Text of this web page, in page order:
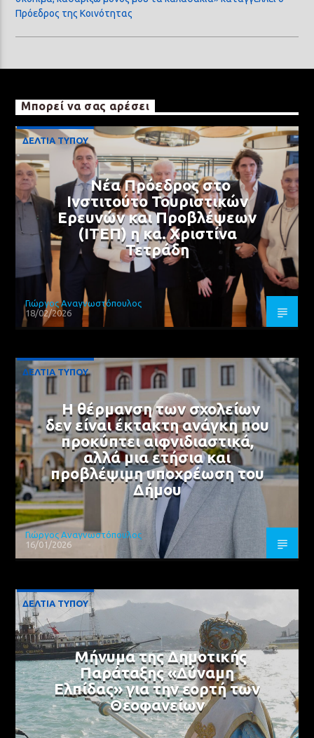
Πρόεδρος της Κοινότητας
Μπορεί να σας αρέσει
ΔΕΛΤΙΑ ΤΥΠΟΥ
Νέα Πρόεδρος στο
Ινστιτούτο Τουριστικών
Ερευνών και Προβλέψεων
(ΙΤΕΠ) η κα. Χριστίνα
Τετράδη
Γιώργος Αναγνωστόπουλος
18/02/2026
ΔΕΛΤΙΑ ΤΥΠΟΥ
Η θέρμανση των σχολείων
δεν είναι έκτακτη ανάγκη που
προκύπτει αιφνιδιαστικά,
αλλά μια ετήσια και
προβλέψιμη υποχρέωση του
Δήμου
Γιώργος Αναγνωστόπουλος
16/01/2026
ΔΕΛΤΙΑ ΤΥΠΟΥ
Μήνυμα της Δημοτικής
Παράταξης «Δύναμη
Ελπίδας» για την εορτή των
Θεοφανείων